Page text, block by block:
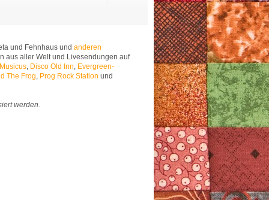
und Fehnhaus und anderen
aus aller Welt und Livesendungen auf
Disco Old Inn Evergreen-
The Frog Prog Rock Station und
werden.